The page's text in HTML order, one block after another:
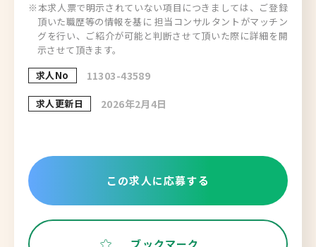
※本求人票で明示されていない項目につきましては、ご登録
頂いた職歴等の情報を基に 担当コンサルタントがマッチン
グを行い、ご紹介が可能と判断させて頂いた際に詳細を開
示させて頂きます。
求人No
11303-43589
求人更新日 2026年2月4日
この求人に応募する
ブックマーク